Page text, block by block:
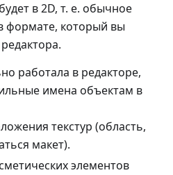
в 2D, т. е. обычное
формате, который вы
работала в редакторе,
имена объектам в
текстур (область,
макет).
элементов